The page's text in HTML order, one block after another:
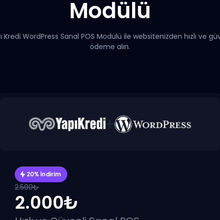
Modülü
Kredi WordPress Sanal POS Modülü ile websitenizden hızlı ve
ödeme alın.
20% İndirim
2.500₺
2.000₺